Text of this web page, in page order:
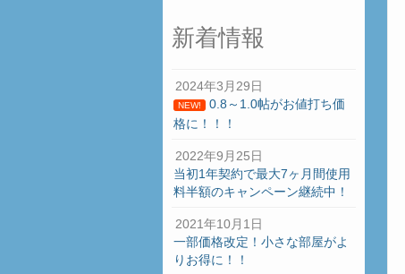
新着情報
2024年3月29日
NEW!
0.8～1.0帖がお値打ち価
格に！！！
2022年9月25日
当初1年契約で最大7ヶ月間使用
料半額のキャンペーン継続中！
2021年10月1日
一部価格改定！小さな部屋がよ
りお得に！！